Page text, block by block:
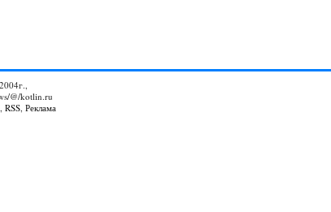
@/kotlin.ru
, RSS, Реклама